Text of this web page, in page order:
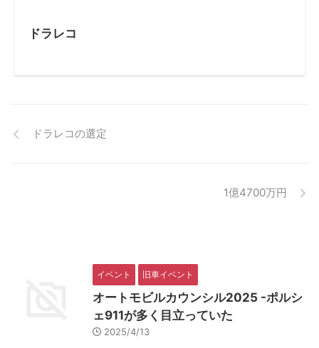
ドラレコ
ドラレコの選定
1億4700万円
イベント 旧車イベント
オートモビルカウンシル2025 -ポルシ
ェ911が多く目立っていた
2025/4/13